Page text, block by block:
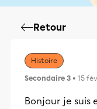
Retour
Histoire
Secondaire 3 • 15
Bonjour je suis